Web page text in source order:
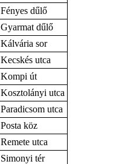
Fényes dűlő
Gyarmat dűlő
Kálvária sor
Kecskés utca
Kompi út
Kosztolányi utca
Paradicsom utca
Posta köz
Remete utca
Simonyi tér